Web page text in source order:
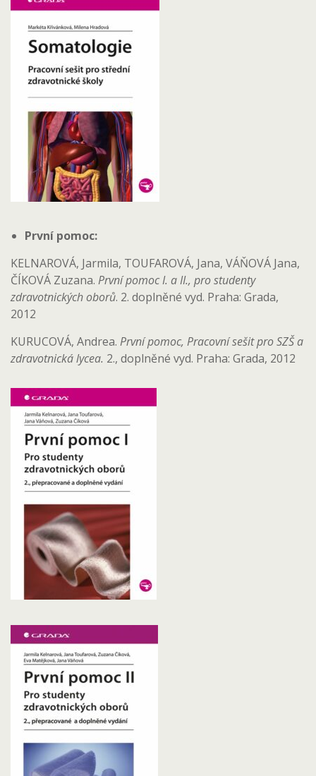
První pomoc:
KELNAROVÁ, Jarmila, TOUFAROVÁ, Jana, VÁŇOVÁ Jana,
ČÍKOVÁ Zuzana. První pomoc I. a II., pro studenty
zdravotnických oborů. 2. doplněné vyd. Praha: Grada,
2012
KURUCOVÁ, Andrea. První pomoc, Pracovní sešit pro SZŠ a
zdravotnická lycea. 2., doplněné vyd. Praha: Grada, 2012